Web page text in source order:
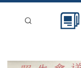
新聞稿分類